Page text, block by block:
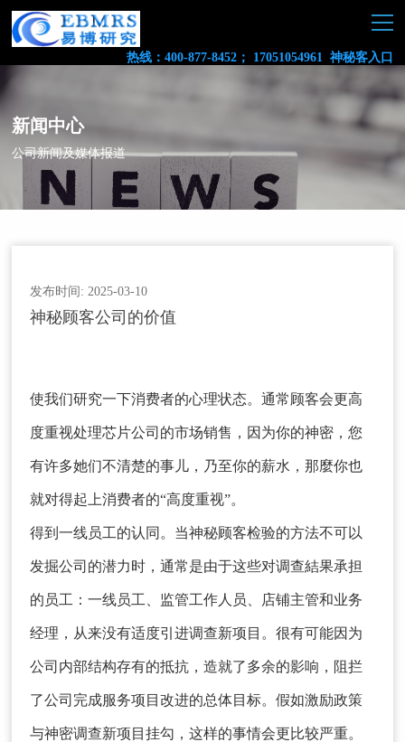
热线：400-877-8452； 17051054961 神秘客入口
新闻中心
公司新闻及媒体报道
发布时间: 2025-03-10
神秘顾客公司的价值
使我们研究一下消费者的心理状态。通常顾客会更高
度重视处理芯片公司的市场销售，因为你的神密，您
有许多她们不清楚的事儿，乃至你的薪水，那麼你也
就对得起上消费者的“高度重视”。
得到一线员工的认同。当神秘顾客检验的方法不可以
发掘公司的潜力时，通常是由于这些对调查結果承担
的员工：一线员工、监管工作人员、店铺主管和业务
经理，从来没有适度引进调查新项目。很有可能因为
公司内部结构存有的抵抗，造就了多余的影响，阻拦
了公司完成服务项目改进的总体目标。假如激励政策
与神密调查新项目挂勾，这样的事情会更比较严重。